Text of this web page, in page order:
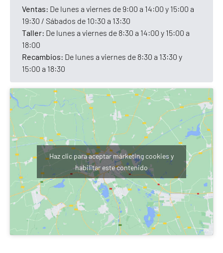
Peso en orden de marcha 191 kg
Capacidad del depósito 12,49 ± 0,41 L
Reserva combustible
Consumo
EQUIPAMIENTO
Cuadro de instrumentos
LCD digital con
velocímetro analógico
Navegación
Tripper de serie en
modelos MY24
Interruptor emergencia Sí
Faro delantero
LED (de serie en
versiones Aurora y
Supernova)
Ventas: De lunes a viernes de 9:00 a 14:00 y 15:00 a
19:30 / Sábados de 10:30 a 13:30
Taller: De lunes a viernes de 8:30 a 14:00 y 15:00 a
18:00
Recambios: De lunes a viernes de 8:30 a 13:30 y
15:00 a 18:30
Haz clic para aceptar márketing cookies y
habilitar este contenido